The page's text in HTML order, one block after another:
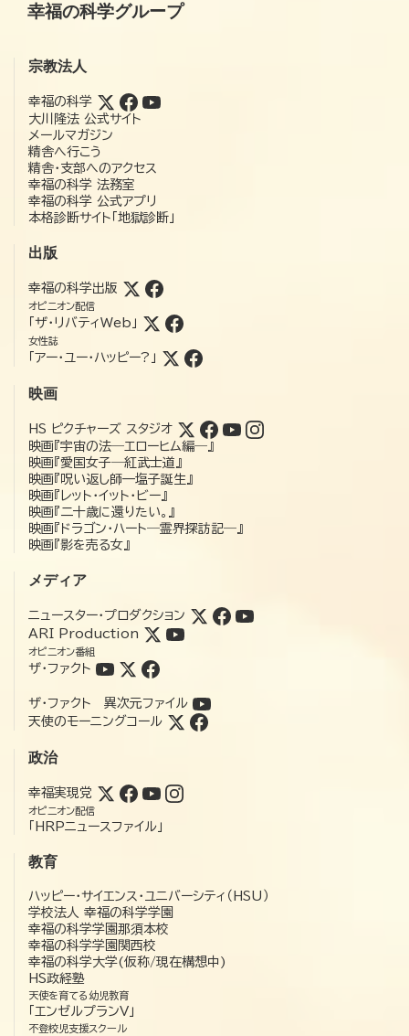
幸福の科学グループ
宗教法人
幸福の科学
大川隆法 公式サイト
メールマガジン
精舎へ行こう
精舎・支部へのアクセス
幸福の科学 法務室
幸福の科学 公式アプリ
本格診断サイト「地獄診断」
出版
幸福の科学出版
オピニオン配信
「ザ・リバティWeb」
女性誌
「アー・ユー・ハッピー?」
映画
HS ピクチャーズ スタジオ
映画『宇宙の法―エローヒム編―』
映画『愛国女子―紅武士道』
映画『呪い返し師—塩子誕生』
映画『レット・イット・ビー』
映画『二十歳に還りたい。』
映画『ドラゴン・ハート―霊界探訪記―』
映画『影を売る女』
メディア
ニュースター・プロダクション
ARI Production
オピニオン番組
ザ・ファクト
ザ・ファクト 異次元ファイル
天使のモーニングコール
政治
幸福実現党
オピニオン配信
「HRPニュースファイル」
教育
ハッピー・サイエンス・ユニバーシティ（HSU）
学校法人 幸福の科学学園
幸福の科学学園那須本校
幸福の科学学園関西校
幸福の科学大学(仮称/現在構想中)
HS政経塾
天使を育てる幼児教育
「エンゼルプランV」
不登校児支援スクール